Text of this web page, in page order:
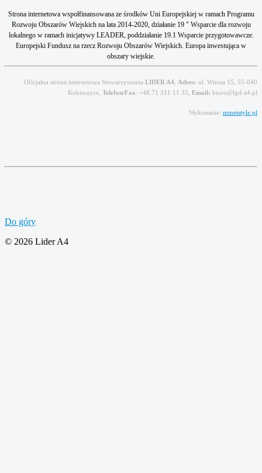
Strona internetowa wspołfinansowana ze środków Uni Europejskiej w ramach Programu
Rozwoju Obszarów Wiejskich na lata 2014-2020, działanie 19 " Wsparcie dla rozwoju
lokalnego w ramach inicjatywy LEADER, poddziałanie 19.1 Wsparcie przygotowawcze.
Europejski Fundusz na rzecz Rozwoju Obszarów Wiejskich. Europa inwestująca w
obszary wiejskie.
Oficjalna strona internetowa Stowarzyszenia LIDER A4 Adres: ul. Witosa 15, 55-040
Kobierzyce, Telefon/Fax: +48 71 311 11 35, Email: biuro@lgd-a4.pl
Wykonanie: mtnetstyle.pl
Do góry
© 2026 Lider A4